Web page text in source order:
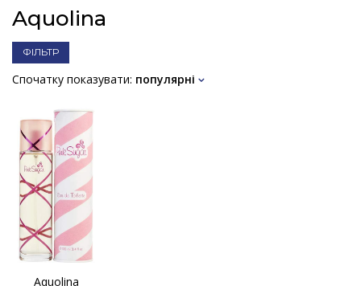
Aquolina
ФІЛЬТР
Спочатку показувати: популярні
Aquolina